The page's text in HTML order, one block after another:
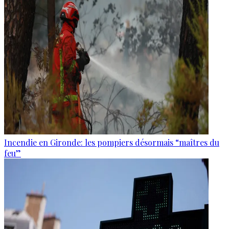
Incendie en Gironde: les pompiers désormais “maîtres du
feu”